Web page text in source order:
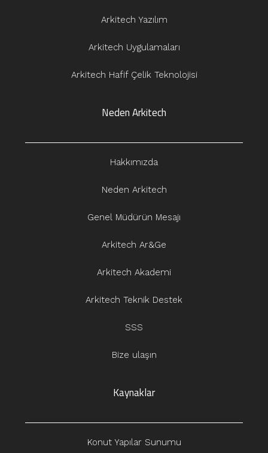
Arkitech Yazılım
Arkitech Uygulamaları
Arkitech Hafif Çelik Teknolojisi
Neden Arkitech
Hakkımızda
Neden Arkitech
Genel Müdürün Mesajı
Arkitech Ar&Ge
Arkitech Akademi
Arkitech Teknik Destek
SSS
Bize ulaşın
Kaynaklar
Konut Yapılar Sunumu